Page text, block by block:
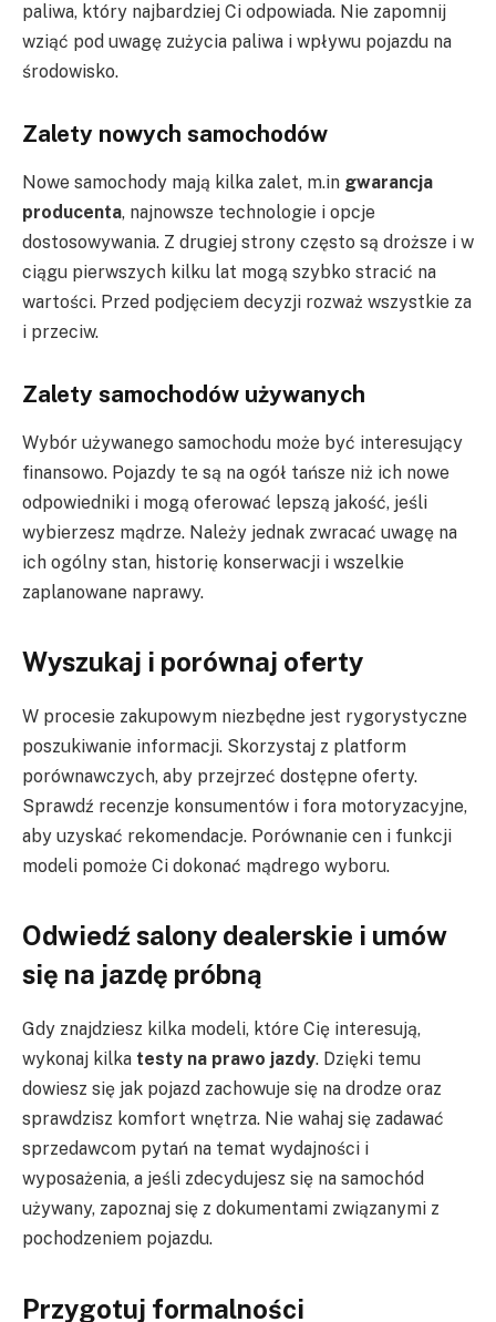
paliwa, który najbardziej Ci odpowiada. Nie zapomnij
wziąć pod uwagę zużycia paliwa i wpływu pojazdu na
środowisko.
Zalety nowych samochodów
Nowe samochody mają kilka zalet, m.in gwarancja
producenta, najnowsze technologie i opcje
dostosowywania. Z drugiej strony często są droższe i w
ciągu pierwszych kilku lat mogą szybko stracić na
wartości. Przed podjęciem decyzji rozważ wszystkie za
i przeciw.
Zalety samochodów używanych
Wybór używanego samochodu może być interesujący
finansowo. Pojazdy te są na ogół tańsze niż ich nowe
odpowiedniki i mogą oferować lepszą jakość, jeśli
wybierzesz mądrze. Należy jednak zwracać uwagę na
ich ogólny stan, historię konserwacji i wszelkie
zaplanowane naprawy.
Wyszukaj i porównaj oferty
W procesie zakupowym niezbędne jest rygorystyczne
poszukiwanie informacji. Skorzystaj z platform
porównawczych, aby przejrzeć dostępne oferty.
Sprawdź recenzje konsumentów i fora motoryzacyjne,
aby uzyskać rekomendacje. Porównanie cen i funkcji
modeli pomoże Ci dokonać mądrego wyboru.
Odwiedź salony dealerskie i umów
się na jazdę próbną
Gdy znajdziesz kilka modeli, które Cię interesują,
wykonaj kilka testy na prawo jazdy. Dzięki temu
dowiesz się jak pojazd zachowuje się na drodze oraz
sprawdzisz komfort wnętrza. Nie wahaj się zadawać
sprzedawcom pytań na temat wydajności i
wyposażenia, a jeśli zdecydujesz się na samochód
używany, zapoznaj się z dokumentami związanymi z
pochodzeniem pojazdu.
Przygotuj formalności